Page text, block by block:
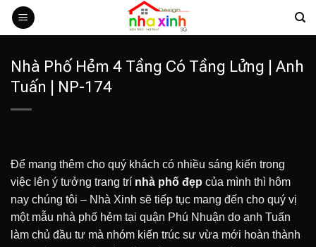
qua
dungNhà Phố Hẻm 4 Tầng Có Tầng Lửng | Anh
Tuấn | NP-174
Để mang thêm cho quý khách có nhiều sáng kiến trong
việc lên ý tưởng trang trí nhà phố đẹp của mình thì hôm
nay chúng tôi – Nhà Xinh sẽ tiếp tục mang đến cho quý vị
một mẫu nhà phố hẻm tại quận Phú Nhuận do anh Tuấn
làm chủ đầu tư mà nhóm kiến trúc sư vừa mới hoàn thành